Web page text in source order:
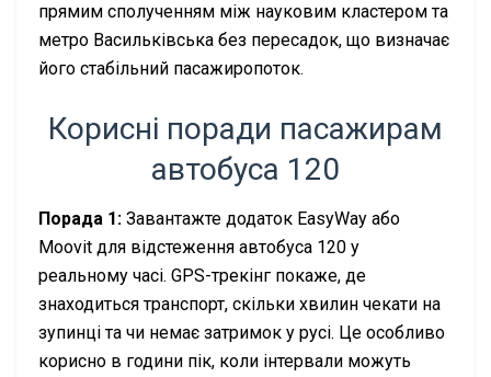
прямим сполученням між науковим кластером та
метро Васильківська без пересадок, що визначає
його стабільний пасажиропоток.
Корисні поради пасажирам
автобуса 120
Порада 1: Завантажте додаток EasyWay або
Moovit для відстеження автобуса 120 у
реальному часі. GPS-трекінг покаже, де
знаходиться транспорт, скільки хвилин чекати на
зупинці та чи немає затримок у русі. Це особливо
корисно в години пік, коли інтервали можуть